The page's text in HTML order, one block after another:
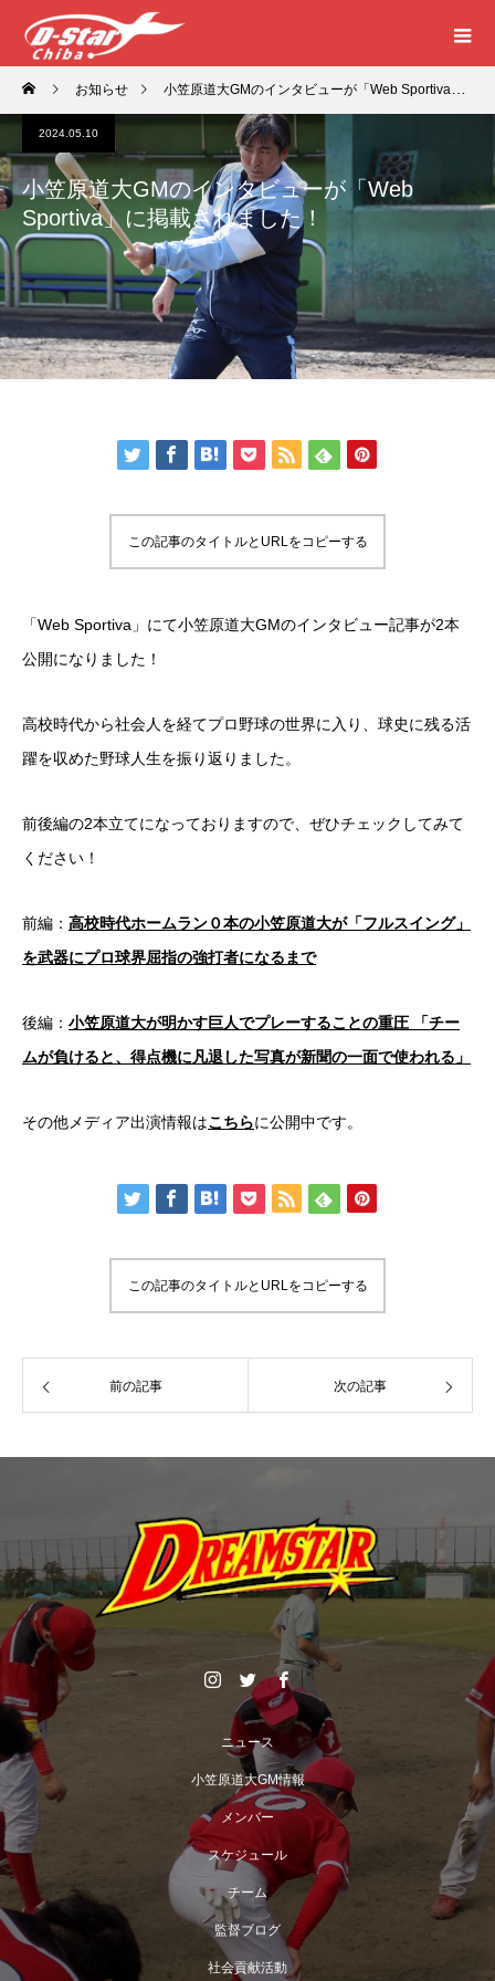
お知らせ 小笠原道大GMのインタビューが「Web Sportiva」に掲載されました！
2024.05.10
小笠原道大GMのインタビューが「Web
Sportiva」に掲載されました！
この記事のタイトルとURLをコピーする
「Web Sportiva」にて小笠原道大GMのインタビュー記事が2本
公開になりました！
高校時代から社会人を経てプロ野球の世界に入り、球史に残る活
躍を収めた野球人生を振り返りました。
前後編の2本立てになっておりますので、ぜひチェックしてみて
ください！
前編： 高校時代ホームラン０本の小笠原道大が「フルスイング」
を武器にプロ球界屈指の強打者になるまで
後編： 小笠原道大が明かす巨人でプレーすることの重圧 「チー
ムが負けると、得点機に凡退した写真が新聞の一面で使われる」
その他メディア出演情報はこちらに公開中です。
この記事のタイトルとURLをコピーする
前の記事 次の記事
ニュース
小笠原道大GM情報
メンバー
スケジュール
チーム
監督ブログ
社会貢献活動